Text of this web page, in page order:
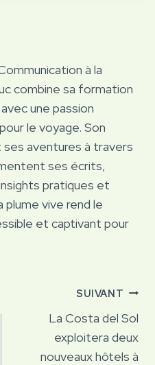
à la
combine sa formation
une passion
le voyage. Son
aventures à travers
ses écrits,
pratiques et
plume vive rend le
et captivant pour
SUIVANT
La Costa del Sol
exploitera deux
nouveaux hôtels à